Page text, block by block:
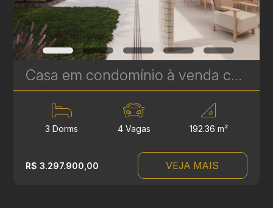
Casa em condomínio à venda com 3 suítes em Campina do Siqueira - 306,84 m² privativos - Casa Áurea | Ref. 1779
3 Dorms 4 Vagas 192.36 m²
R$ 3.297.900,00 VEJA MAIS